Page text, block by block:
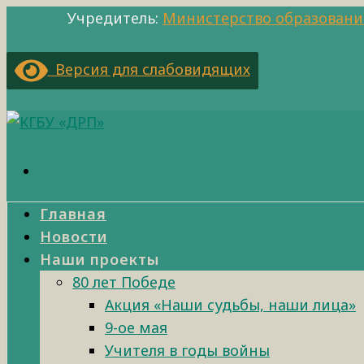
Учредитель: Министерство
Версия для слабовидящих
Главная
Новости
Наши проекты
80 лет Победе
Акция «Наши судьбы, наши лица»
9-ое мая
Учителя в годы войны